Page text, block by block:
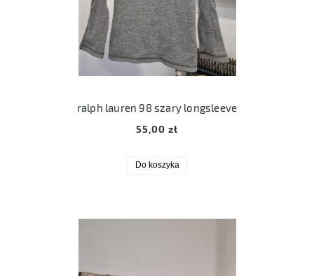
ralph lauren 98 szary longsleeve
55,00 zł
Do koszyka